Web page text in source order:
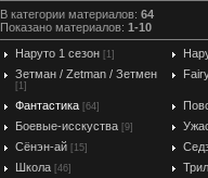
В категории материалов: 64
Показано материалов: 1-10
Наруто 1 сезон [1]
Зетман / Zetman / Зетмен
[1]
Фантастика [64]
Боевые-исскуства [9]
Сёнэн-ай [15]
Школа [46]